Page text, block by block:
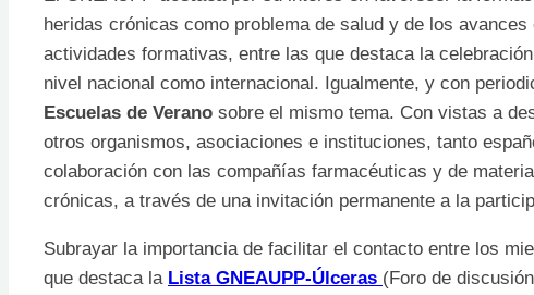
heridas crónicas como problema de salud y de los
actividades formativas, entre las que destaca la
nivel nacional como internacional. Igualmente, y con
Escuelas de Verano sobre el mismo tema. Con vistas a
otros organismos, asociaciones e instituciones, tanto
colaboración con las compañías farmacéuticas y de
crónicas, a través de una invitación permanente a la
Subrayar la importancia de facilitar el contacto entre los
que destaca la Lista GNEAUPP-Úlceras (Foro de